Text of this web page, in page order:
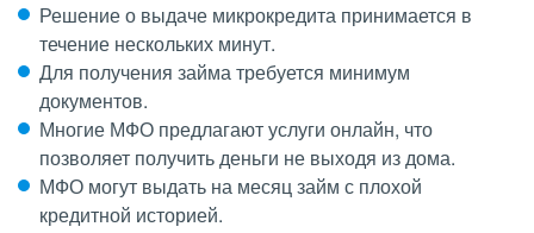
Решение о выдаче микрокредита принимается в
течение нескольких минут.
Для получения займа требуется минимум
документов.
Многие МФО предлагают услуги онлайн, что
позволяет получить деньги не выходя из дома.
МФО могут выдать на месяц займ с плохой
кредитной историей.